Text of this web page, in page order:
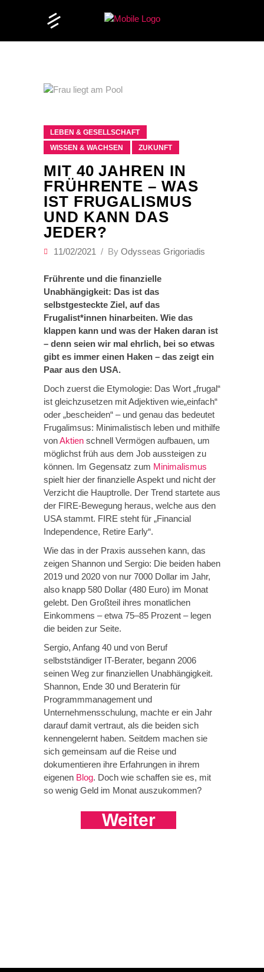
LEBEN & GESELLSCHAFT
WISSEN & WACHSEN
ZUKUNFT
MIT 40 JAHREN IN
FRÜHRENTE – WAS
IST FRUGALISMUS
UND KANN DAS
JEDER?
11/02/2021 By Odysseas Grigoriadis
Frührente und die finanzielle
Unabhängigkeit: Das ist das
selbstgesteckte Ziel, auf das
Frugalist*innen hinarbeiten. Wie das
klappen kann und was der Haken daran ist
– denn seien wir mal ehrlich, bei so etwas
gibt es immer einen Haken – das zeigt ein
Paar aus den USA.
Doch zuerst die Etymologie: Das Wort „frugal“
ist gleichzusetzen mit Adjektiven wie„einfach“
oder „bescheiden“ – und genau das bedeutet
Frugalimsus: Minimalistisch leben und mithilfe
vonAktien schnell Vermögen aufbauen, um
möglichst früh aus dem Job aussteigen zu
können. Im Gegensatz zum Minimalismus
spielt hier der finanzielle Aspekt und nicht der
Verzicht die Hauptrolle. Der Trend startete aus
der FIRE-Bewegung heraus, welche aus den
USA stammt. FIRE steht für „Financial
Independence, Retire Early“.
Wie das in der Praxis aussehen kann, das
zeigen Shannon und Sergio: Die beiden haben
2019 und 2020 von nur 7000 Dollar im Jahr,
also knapp 580 Dollar (480 Euro) im Monat
gelebt. Den Großteil ihres monatlichen
Einkommens – etwa 75–85 Prozent – legen
die beiden zur Seite.
Sergio, Anfang 40 und von Beruf
selbstständiger IT-Berater, begann 2006
seinen Weg zur finanziellen Unabhängigkeit.
Shannon, Ende 30 und Beraterin für
Programmmanagement und
Unternehmensschulung, machte er ein Jahr
darauf damit vertraut, als die beiden sich
kennengelernt haben. Seitdem machen sie
sich gemeinsam auf die Reise und
dokumentieren ihre Erfahrungen in ihrem
eigenen Blog. Doch wie schaffen sie es, mit
so wenig Geld im Monat auszukommen?
Weiter